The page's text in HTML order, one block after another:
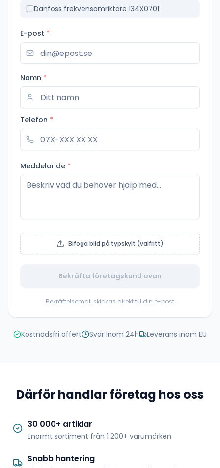
Danfoss frekvensomriktare 134X0701
E-post *
Namn *
Telefon *
Meddelande *
Bifoga bild på typskylt (valfritt)
Bekräfta företagskund ovan
Bekräftelsemail skickas direkt till din e-post
Kostnadsfri offert Svar inom 24h Leverans inom EU
Därför handlar företag hos oss
30 000+ artiklar
Enormt sortiment från 1 200+ varumärken
Snabb hantering